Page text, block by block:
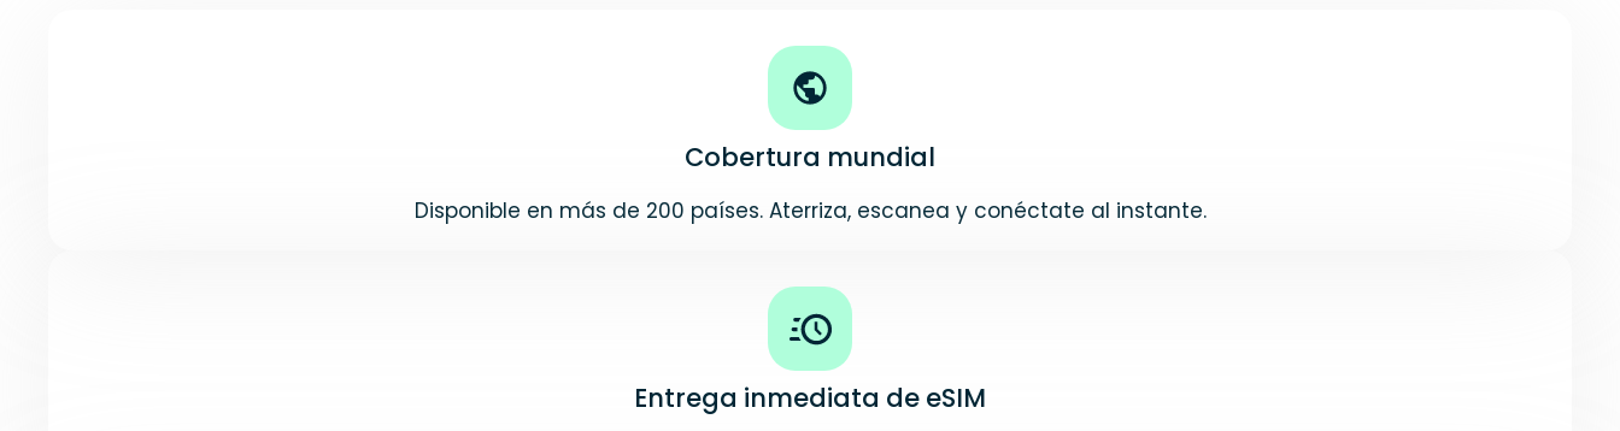
Cobertura mundial
Disponible en más de 200 países. Aterriza, escanea y conéctate al instante.
Entrega inmediata de eSIM